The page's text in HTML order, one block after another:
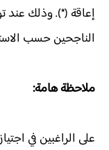
إعاقة (*). وذلك عند
الناجحين حسب
ملاحظة هامة:
على الراغبين في